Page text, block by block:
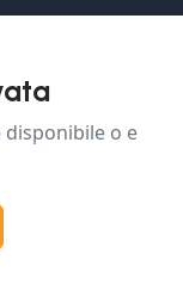
disponibile o e